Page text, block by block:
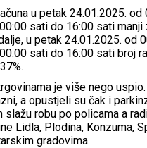
u petak 24.01.2025.
sati do 16:00 sati
u petak 24.01.2025. od
sati do 16:00 sati broj
je više nego
a opustjeli su čak i
robu po policama a
Lidla, Plodina, Konzuma,
gradovima.